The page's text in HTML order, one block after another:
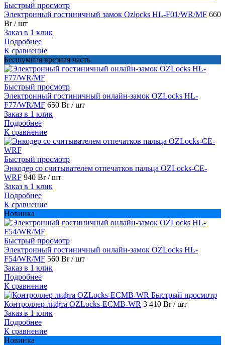
Быстрый просмотр
Электронный гостиничный замок Ozlocks HL-F01/WR/MF 660
Br/ шт
Заказ в 1 клик
Подробнее
К сравнение
Бесшумная врезная часть
Быстрый просмотр
Электронный гостиничный онлайн-замок OZLocks HL-
F77/WR/MF 650 Br/ шт
Заказ в 1 клик
Подробнее
К сравнение
Быстрый просмотр
Энкодер со считывателем отпечатков пальца OZLocks-CE-
WRF 940 Br/ шт
Заказ в 1 клик
Подробнее
К сравнение
Новинка
Быстрый просмотр
Электронный гостиничный онлайн-замок OZLocks HL-
F54/WR/MF 560 Br/ шт
Заказ в 1 клик
Подробнее
К сравнение
Быстрый просмотр
Контроллер лифта OZLocks-ECMB-WR 3 410 Br/ шт
Заказ в 1 клик
Подробнее
К сравнение
Новинка